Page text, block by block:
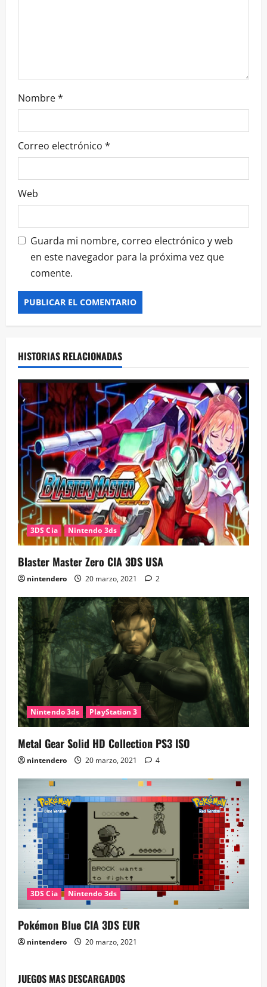
s
Nombre*
Correo electrónico *
Web
Guarda mi nombre, correo electrónico y web
en este navegador para la próxima vez que
comente.
HISTORIAS RELACIONADAS
3DS Cia Nintendo 3ds
Blaster Master Zero CIA 3DS USA
nintendero 20 marzo, 2021 2
Nintendo 3ds PlayStation 3
Metal Gear Solid HD Collection PS3 ISO
nintendero 20 marzo, 2021 4
3DS Cia Nintendo 3ds
Pokémon Blue CIA 3DS EUR
nintendero 20 marzo, 2021
JUEGOS MAS DESCARGADOS